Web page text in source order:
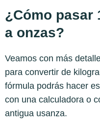
¿Cómo pasar
a onzas?
Veamos con más
para convertir de
fórmula podrás hacer
con una calculadora o
antigua usanza.